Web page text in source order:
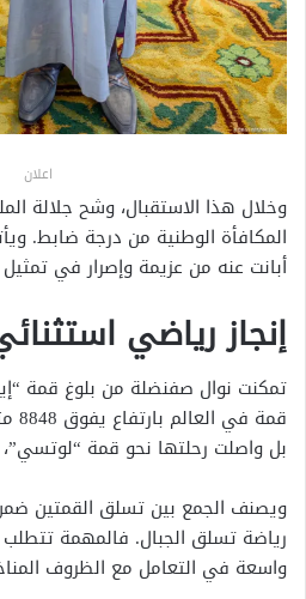
اعلان
وخلال هذا الاستقبال، وشح جلالة
المكافأة الوطنية من درجة ضابط.
أبانت عنه من عزيمة وإصرار في تمثيل
إنجاز رياضي
تمكنت نوال صفنضلة من بلوغ قمة
بل واصلت رحلتها نحو قمة “لوتسي”،
ويصنف الجمع بين تسلق القمتين
رياضة تسلق الجبال. فالمهمة تتطلب
واسعة في التعامل مع الظروف